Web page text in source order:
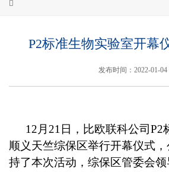
P2标准生物实验室开幕
发布时间：2022-01-04
12 月21日，比欧联科公司P2
顺义天竺综保区举行开幕仪式
持了本次活动，综保区管委会